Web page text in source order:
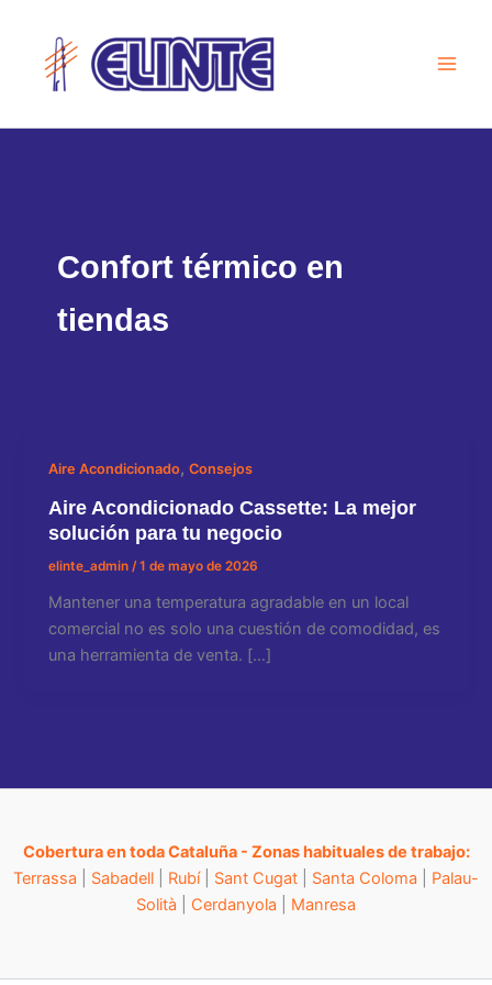
contenido
Confort térmico en
tiendas
Aire Acondicionado,Consejos
Aire Acondicionado Cassette: La mejor
solución para tu negocio
elinte_admin /1 de mayo de 2026
Mantener una temperatura agradable en un local
comercial no es solo una cuestión de comodidad, es
una herramienta de venta. […]
Cobertura en toda Cataluña - Zonas habituales de trabajo:
Terrassa
Sabadell Rubí| Sant Cugat Santa Coloma
Palau-
Solità
Cerdanyola Manresa